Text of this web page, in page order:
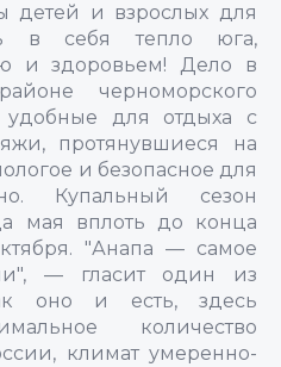
детей и взрослых для
в себя тепло юга,
и здоровьем! Дело в
черноморского
удобные для отдыха с
протянувшиеся на
и безопасное для
Купальный сезон
мая вплоть до конца
"Анапа — самое
— гласит один из
оно и есть, здесь
количество
климат умеренно-